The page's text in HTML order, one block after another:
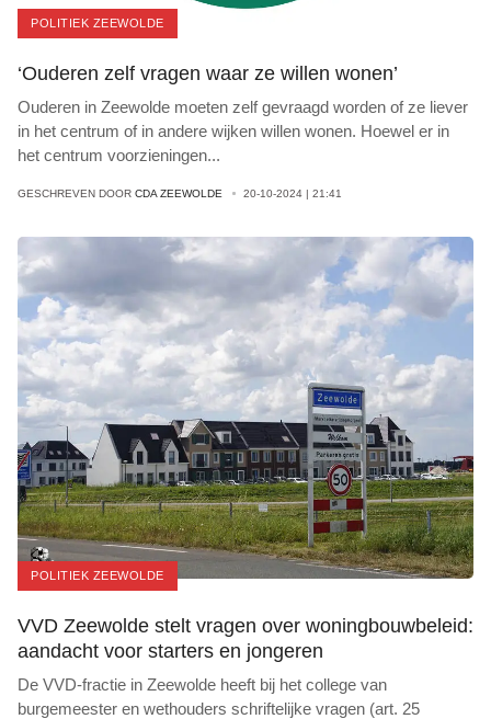
POLITIEK ZEEWOLDE
‘Ouderen zelf vragen waar ze willen wonen’
Ouderen in Zeewolde moeten zelf gevraagd worden of ze liever
in het centrum of in andere wijken willen wonen. Hoewel er in
het centrum voorzieningen...
GESCHREVEN DOOR CDA ZEEWOLDE 20-10-2024 | 21:41
POLITIEK ZEEWOLDE
VVD Zeewolde stelt vragen over woningbouwbeleid:
aandacht voor starters en jongeren
De VVD-fractie in Zeewolde heeft bij het college van
burgemeester en wethouders schriftelijke vragen (art. 25